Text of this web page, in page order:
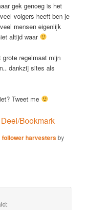
gek genoeg is het
volgers heeft ben je
mensen eigenlijk
altijd waar
regelmaat mijn
dankzij sites als
Tweet me
WhatsApp
Deel/Bookmark
follower harvestersby